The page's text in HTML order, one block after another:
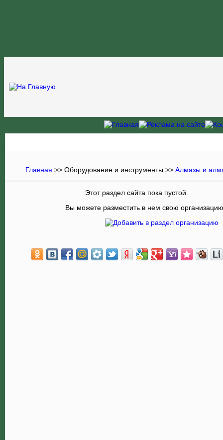
Главная >> Оборудование и инструменты >> Алмазы и
Этот раздел сайта пока пустой.
Вы можете разместить в нем свою организацию